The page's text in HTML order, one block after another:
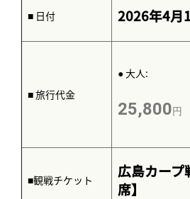
■ 日付 2026年4月
■ 旅行代金
● 大人:
25,800円
■観戦チケット
広島カープ
席】